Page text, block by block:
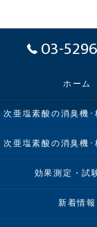
03-
ホーム
効果測定・試
新着情報